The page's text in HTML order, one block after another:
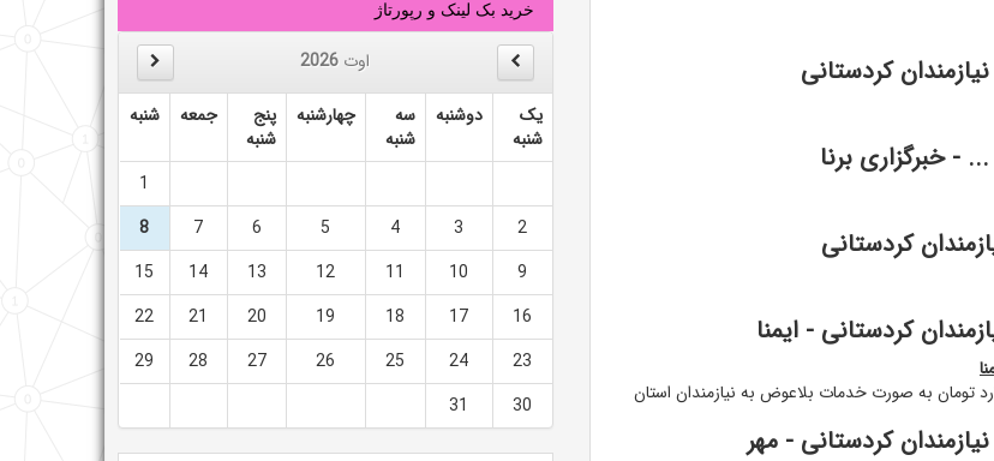
کردستانی
- خبرگزاری برنا
تومان به صورت خدمات بلاعوض به نیازمندان استان
کردستانی - مهر
خرید بک لینک و رپورتاژ
اوت 2026
یک
شنبه
دوشنبه
سه
شنبه
چهارشنبه
پنج
شنبه
جمعه شنبه
1
2
3
4
5
6
7
8
9
10
11
12
13
14
15
16
17
18
19
20
21
22
23
24
25
26
27
28
29
30
31